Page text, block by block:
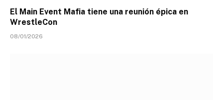
El Main Event Mafia tiene una reunión épica en
WrestleCon
08/01/2026